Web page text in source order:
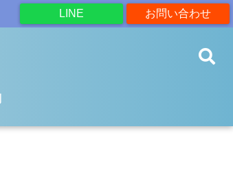
お問い合わせ
LINE